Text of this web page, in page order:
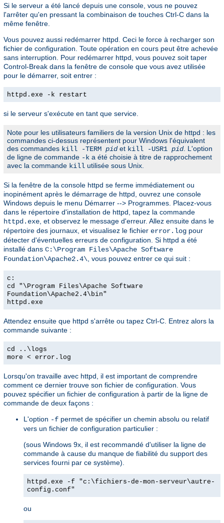
Si le serveur a été lancé depuis une console, vous ne pouvez
l'arrêter qu'en pressant la combinaison de touches Ctrl-C dans la
même fenêtre.
Vous pouvez aussi redémarrer httpd. Ceci le force à recharger son
fichier de configuration. Toute opération en cours peut être achevée
sans interruption. Pour redémarrer httpd, vous pouvez soit taper
Control-Break dans la fenêtre de console que vous avez utilisée
pour le démarrer, soit entrer :
httpd.exe -k restart
si le serveur s'exécute en tant que service.
Note pour les utilisateurs familiers de la version Unix de httpd : les
commandes ci-dessus représentent pour Windows l'équivalent
des commandes kill -TERM pidet kill -USR1 pid. L'option
de ligne de commande -k a été choisie à titre de rapprochement
avec la commande kill utilisée sous Unix.
Si la fenêtre de la console httpd se ferme immédiatement ou
inopinément après le démarrage de httpd, ouvrez une console
Windows depuis le menu Démarrer --> Programmes. Placez-vous
dans le répertoire d'installation de httpd, tapez la commande
httpd.exe , et observez le message d'erreur. Allez ensuite dans le
répertoire des journaux, et visualisez le fichier error.log pour
détecter d'éventuelles erreurs de configuration. Si httpd a été
installé dans C:\Program Files\Apache Software
Foundation\Apache2.4\ , vous pouvez entrer ce qui suit :
c:
cd "\Program Files\Apache Software
Foundation\Apache2.4\bin"
httpd.exe
Attendez ensuite que httpd s'arrête ou tapez Ctrl-C. Entrez alors la
commande suivante :
cd ..\logs
more < error.log
Lorsqu'on travaille avec httpd, il est important de comprendre
comment ce dernier trouve son fichier de configuration. Vous
pouvez spécifier un fichier de configuration à partir de la ligne de
commande de deux façons :
L'option -f permet de spécifier un chemin absolu ou relatif
vers un fichier de configuration particulier :
(sous Windows 9x, il est recommandé d'utiliser la ligne de
commande à cause du manque de fiabilité du support des
services fourni par ce système).
httpd.exe -f "c:\fichiers-de-mon-serveur\autre-
config.conf"
ou